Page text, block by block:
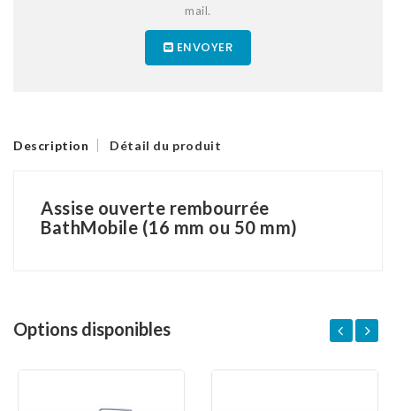
mail.
ENVOYER
Description Détail du produit
Assise ouverte rembourrée
BathMobile (16 mm ou 50 mm)
Options disponibles